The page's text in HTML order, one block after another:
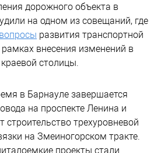
дорожного объекта в
на одном из совещаний, где
развития транспортной
внесения изменений в
столицы.
в Барнауле завершается
на проспекте Ленина и
трехуровневой
на Змеиногорском тракте.
проекты стали